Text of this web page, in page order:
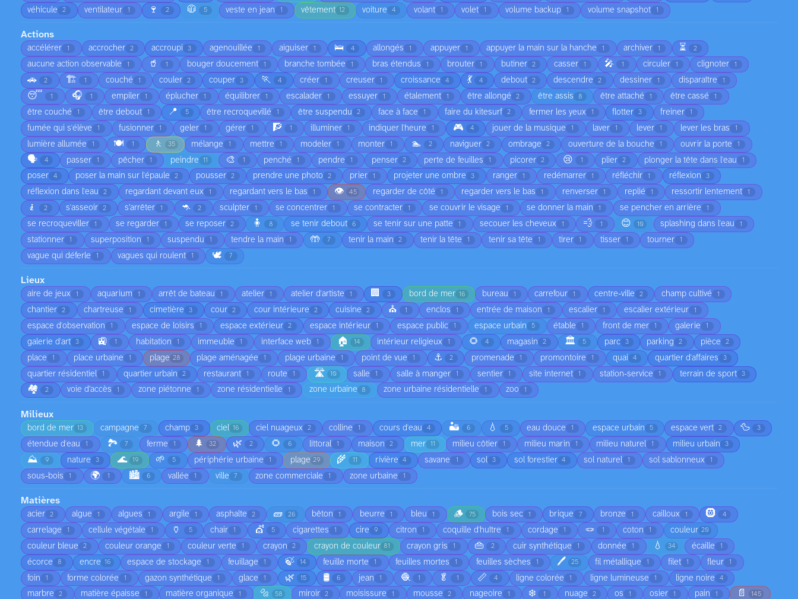
véhicule 2 ventilateur 1 🍷 2 🧥 5 veste en jean 1 vêtement 12 voiture 4 volant 1 volet 1 volume backup 1 volume snapshot 1
Actions
accélérer 1 accrocher 2 accroupi 3 agenouillée 1 aiguiser 1 🛌 4 allongés 1 appuyer 1 appuyer la main sur la hanche 1 archiver 1 ⏳ 2
aucune action observable 1 🥤 1 bouger doucement 1 branche tombée 1 bras étendus 1 brouter 1 butiner 2 casser 1 🎤 1 circuler 1 clignoter 1
🚗 2 🏗️ 1 couché 1 couler 2 couper 3 🏃 4 créer 1 creuser 1 croissance 4 💃 4 debout 2 descendre 2 dessiner 1 disparaître 1
😴 1 🎧 1 empiler 1 éplucher 1 équilibrer 1 escalader 1 essuyer 1 étalement 1 être allongé 2 être assis 8 être attaché 1 être cassé 1
être couché 1 être debout 1 📍 5 être recroquevillé 1 être suspendu 2 face à face 1 faire du kitesurf 2 fermer les yeux 1 flotter 3 freiner 1
fumée qui s'élève 1 fusionner 1 geler 1 gérer 1 🧗 1 illuminer 1 indiquer l'heure 1 🎮 4 jouer de la musique 1 laver 1 lever 1 lever les bras 1
lumière allumée 1 🍽️ 1 🚶 35 mélange 1 mettre 1 modeler 1 monter 1 🏊 2 naviguer 2 ombrage 2 ouverture de la bouche 1 ouvrir la porte 1
🗣️ 4 passer 1 pêcher 1 peindre 11 🎨 1 penché 1 pendre 1 penser 2 perte de feuilles 1 picorer 2 😢 1 plier 2 plonger la tête dans l'eau 1
poser 4 poser la main sur l'épaule 2 pousser 2 prendre une photo 2 prier 1 projeter une ombre 3 ranger 1 redémarrer 1 réfléchir 1 réflexion 3
réflexion dans l'eau 2 regardant devant eux 1 regardant vers le bas 1 👁️ 45 regarder de côté 1 regarder vers le bas 1 renverser 1 replié 1 ressortir lentement 1
🧎 2 s'asseoir 2 s’arrêter 1 🦘 2 sculpter 1 se concentrer 1 se contracter 1 se couvrir le visage 1 se donner la main 1 se pencher en arrière 1
se recroqueviller 1 se regarder 1 se reposer 2 🧍 8 se tenir debout 6 se tenir sur une patte 1 secouer les cheveux 1 💨 1 😊 10 splashing dans l'eau 1
stationner 1 superposition 1 suspendu 1 tendre la main 1 🤲 7 tenir la main 2 tenir la tête 1 tenir sa tête 1 tirer 1 tisser 1 tourner 1
vague qui déferle 1 vagues qui roulent 1 🕊️ 7
Lieux
aire de jeux 1 aquarium 1 arrêt de bateau 1 atelier 1 atelier d'artiste 1 🏢 3 bord de mer 16 bureau 1 carrefour 1 centre-ville 2 champ cultivé 1
chantier 2 chartreuse 1 cimetière 3 cour 2 cour intérieure 2 cuisine 2 ⛪ 1 enclos 1 entrée de maison 1 escalier 1 escalier extérieur 1
espace d'observation 1 espace de loisirs 1 espace extérieur 2 espace intérieur 1 espace public 1 espace urbain 5 étable 1 front de mer 1 galerie 1
galerie d'art 3 🚉 1 habitation 1 immeuble 1 interface web 1 🏠 14 intérieur religieux 1 🌻 4 magasin 2 🏛️ 5 parc 3 parking 2 pièce 2
place 1 place urbaine 1 plage 28 plage aménagée 1 plage urbaine 1 point de vue 1 ⚓ 2 promenade 1 promontoire 1 quai 4 quartier d'affaires 3
quartier résidentiel 1 quartier urbain 2 restaurant 1 route 1 🛣️ 10 salle 1 salle à manger 1 sentier 1 site internet 1 station-service 1 terrain de sport 3
🏘️ 2 voie d’accès 1 zone piétonne 1 zone résidentielle 1 zone urbaine 8 zone urbaine résidentielle 1 zoo 1
Milieux
bord de mer 13 campagne 7 champ 3 ciel 16 ciel nuageux 2 colline 1 cours d'eau 4 🏜️ 6 💧 5 eau douce 1 espace urbain 5 espace vert 2 🦆 3
étendue d'eau 1 🏞️ 7 ferme 1 🌲 32 🌿 2 🌻 6 littoral 1 maison 2 mer 11 milieu côtier 1 milieu marin 1 milieu naturel 1 milieu urbain 3
⛰️ 9 nature 3 🌊 19 🌱 5 périphérie urbaine 1 plage 29 🌾 11 rivière 4 savane 1 sol 3 sol forestier 4 sol naturel 1 sol sablonneux 1
sous-bois 1 🌍 1 🏙️ 6 vallée 1 ville 7 zone commerciale 1 zone urbaine 1
Matières
acier 2 algue 1 algues 1 argile 1 asphalte 2 🧱 26 bêton 1 beurre 1 bleu 1 🪵 75 bois sec 1 brique 7 bronze 1 cailloux 1 🛞 4
carrelage 1 cellule végétale 1 🏺 5 chair 1 💇 5 cigarettes 1 cire 9 citron 1 coquille d'huître 1 cordage 1 🪢 1 coton 1 couleur 20
couleur bleue 2 couleur orange 1 couleur verte 1 crayon 2 crayon de couleur 81 crayon gris 1 👜 2 cuir synthétique 1 donnée 1 💧 34 écaille 1
écorce 8 encre 16 espace de stockage 1 feuillage 1 🍃 14 feuille morte 1 feuilles mortes 1 feuilles sèches 1 🖊️ 25 fil métallique 1 filet 1 fleur 1
foin 1 forme colorée 1 gazon synthétique 1 glace 1 🌿 15 🛢️ 6 jean 1 🧶 1 🥬 1 📏 4 ligne colorée 1 ligne lumineuse 1 ligne noire 4
marbre 2 matière épaisse 1 matière organique 1 🔩 58 miroir 2 moisissure 1 mousse 2 nageoire 1 ❄️ 1 nuage 2 os 1 osier 1 pain 1 📄 145